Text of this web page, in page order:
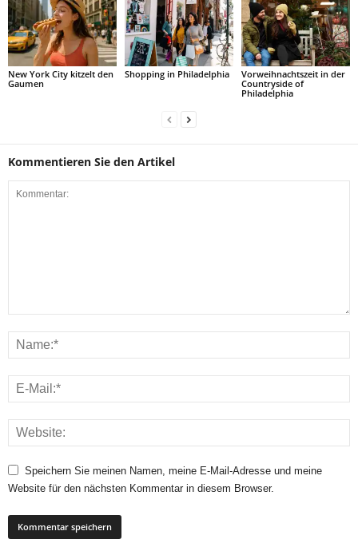
New York City kitzelt den
Gaumen
Shopping in Philadelphia
Vorweihnachtszeit in der
Countryside of
Philadelphia
Kommentieren Sie den Artikel
Speichern Sie meinen Namen, meine E-Mail-Adresse und meine
Website für den nächsten Kommentar in diesem Browser.